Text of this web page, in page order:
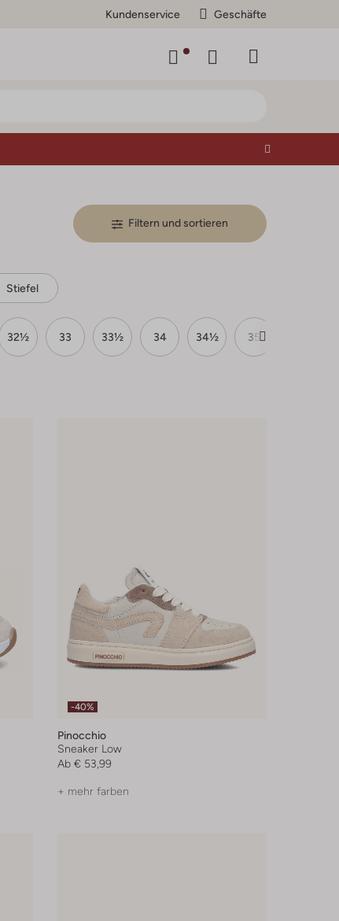
Kundenservice Geschäfte
Filtern und sortieren
Stiefel
32½ 33 33½ 34 34½ 35
-40%
Pinocchio
Sneaker Low
Ab € 53,99
+ mehr farben